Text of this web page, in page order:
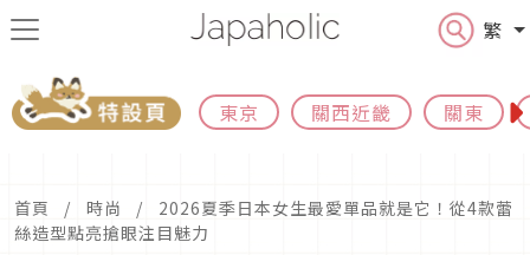
繁
東京 關西近畿 關東
首頁 時尚
2026夏季日本女生最愛單品就是它！從4款蕾
絲造型點亮搶眼注目魅力